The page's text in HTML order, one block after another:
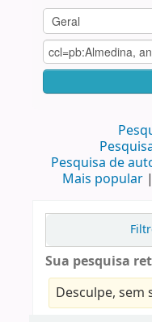
Pesquisa de
Mais popular
Sua pesquisa
Desculpe, sem